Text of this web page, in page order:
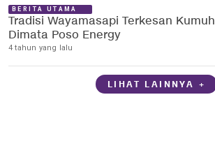
BERITA UTAMA
Tradisi Wayamasapi Terkesan Kumuh
Dimata Poso Energy
4 tahun yang lalu
LIHAT LAINNYA +